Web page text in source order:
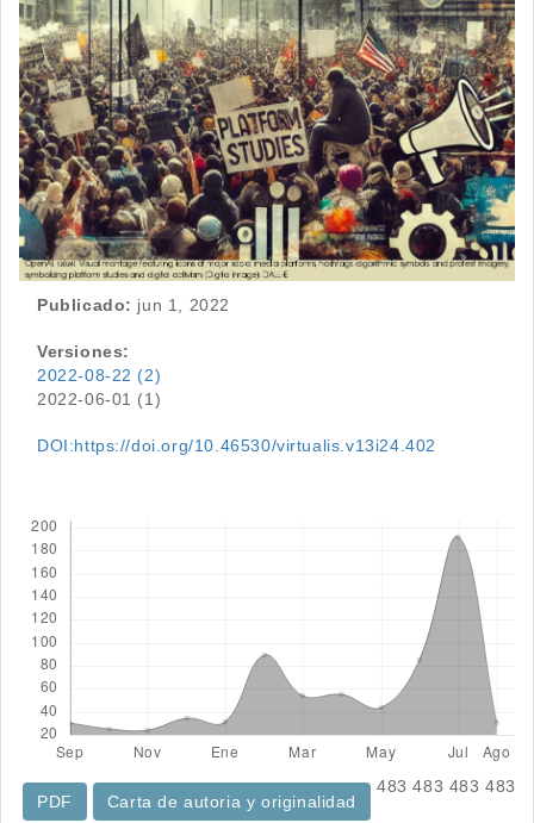
Publicado: jun 1, 2022
Versiones:
2022-08-22 (2)
2022-06-01 (1)
DOI:https://doi.org/10.46530/virtualis.v13i24.402
483
PDF
483
Carta de autoria y originalidad
483483